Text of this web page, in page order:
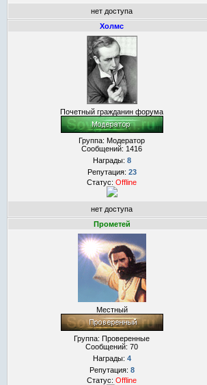
нет доступа
Холмс
Почетный гражданин форума
Группа: Модератор
Сообщений: 1416
Награды: 8
Репутация: 23
Статус: Offline
нет доступа
Прометей
Местный
Группа: Проверенные
Сообщений: 70
Награды: 4
Репутация: 8
Статус: Offline